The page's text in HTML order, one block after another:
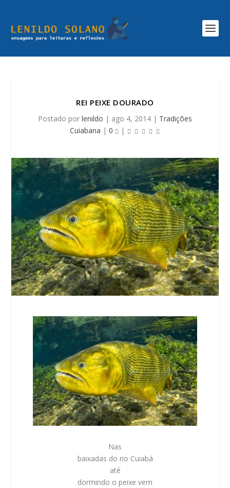
REI PEIXE DOURADO
Postado por lenildo | ago 4, 2014 | Tradições
Cuiabana | 0 |
Nas
baixadas do rio Cuiabá
até
dormindo o peixe vem